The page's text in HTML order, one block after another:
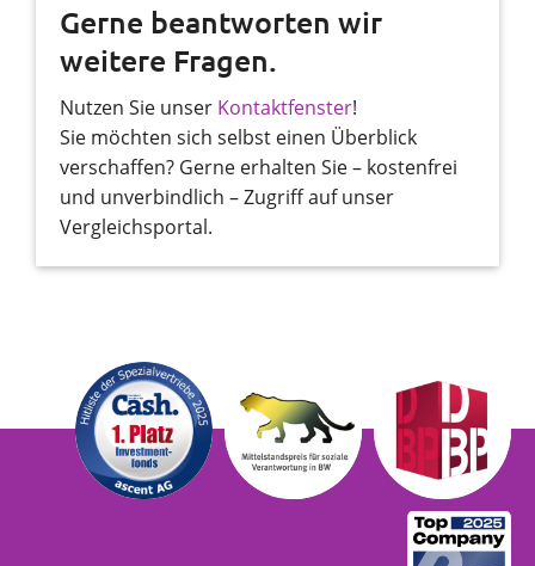
Gerne beantworten wir
weitere Fragen.
Nutzen Sie unser Kontaktfenster!
Sie möchten sich selbst einen Überblick
verschaffen? Gerne erhalten Sie – kostenfrei
und unverbindlich – Zugriff auf unser
Vergleichsportal.